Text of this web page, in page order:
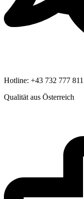
Hotline: +43 732 777 811
Qualität aus Österreich